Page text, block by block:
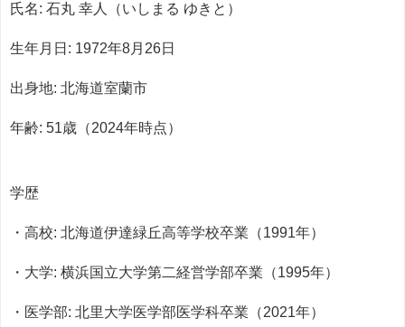
氏名: 石丸 幸人（いしまる ゆきと）
生年月日: 1972年8月26日
出身地: 北海道室蘭市
年齢: 51歳（2024年時点）
学歴
・高校: 北海道伊達緑丘高等学校卒業（1991年）
・大学: 横浜国立大学第二経営学部卒業（1995年）
・医学部: 北里大学医学部医学科卒業（2021年）